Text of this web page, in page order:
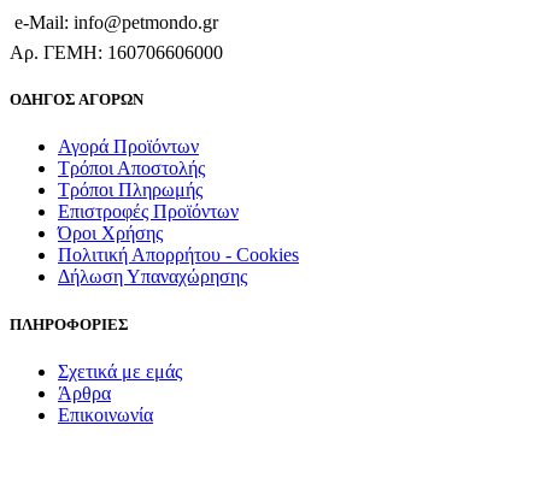
e-Mail: info@petmondo.gr
Aρ. ΓΕΜΗ: 160706606000
ΟΔΗΓΟΣ ΑΓΟΡΩΝ
Αγορά Προϊόντων
Τρόποι Αποστολής
Τρόποι Πληρωμής
Επιστροφές Προϊόντων
Όροι Χρήσης
Πολιτική Απορρήτου - Cookies
Δήλωση Υπαναχώρησης
ΠΛΗΡΟΦΟΡΙΕΣ
Σχετικά με εμάς
Άρθρα
Επικοινωνία